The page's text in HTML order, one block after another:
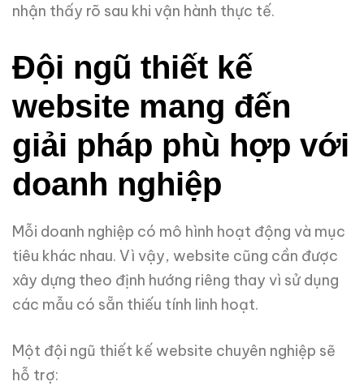
nhận thấy rõ sau khi vận hành thực tế.
Đội ngũ thiết kế
website mang đến
giải pháp phù hợp với
doanh nghiệp
Mỗi doanh nghiệp có mô hình hoạt động và mục
tiêu khác nhau. Vì vậy, website cũng cần được
xây dựng theo định hướng riêng thay vì sử dụng
các mẫu có sẵn thiếu tính linh hoạt.
Một đội ngũ thiết kế website chuyên nghiệp sẽ
hỗ trợ: